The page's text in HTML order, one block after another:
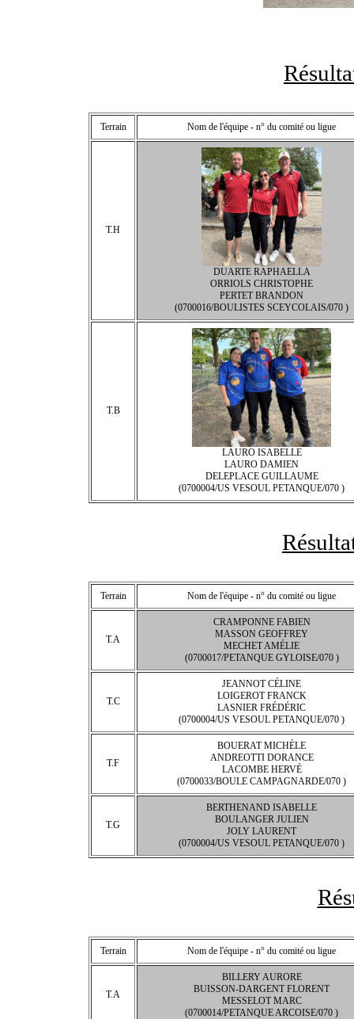
Terrain Nom de l'équipe - n° du comité ou ligue
T.H
DUARTE RAPHAELLA
ORRIOLS CHRISTOPHE
PERTET BRANDON
(0700016/BOULISTES SCEYCOLAIS/070 )
T.B
LAURO ISABELLE
LAURO DAMIEN
DELEPLACE GUILLAUME
(0700004/US VESOUL PETANQUE/070 )
Terrain Nom de l'équipe - n° du comité ou ligue
T.A
CRAMPONNE FABIEN
MASSON GEOFFREY
MECHET AMÉLIE
(0700017/PETANQUE GYLOISE/070 )
T.C
JEANNOT CÉLINE
LOIGEROT FRANCK
LASNIER FRÉDÉRIC
(0700004/US VESOUL PETANQUE/070 )
T.F
BOUERAT MICHÈLE
ANDREOTTI DORANCE
LACOMBE HERVÉ
(0700033/BOULE CAMPAGNARDE/070 )
T.G
BERTHENAND ISABELLE
BOULANGER JULIEN
JOLY LAURENT
(0700004/US VESOUL PETANQUE/070 )
Terrain Nom de l'équipe - n° du comité ou ligue
T.A
BILLERY AURORE
BUISSON-DARGENT FLORENT
MESSELOT MARC
(0700014/PETANQUE ARCOISE/070 )